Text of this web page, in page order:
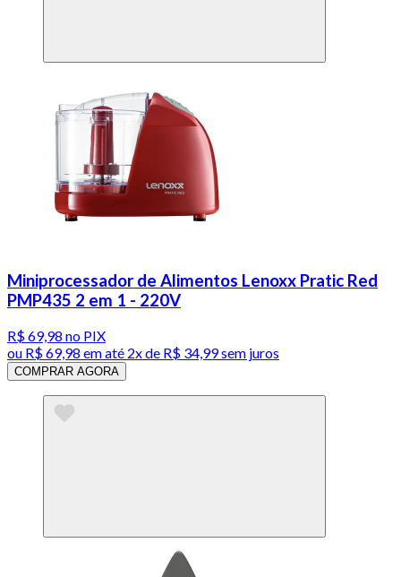
Miniprocessador de Alimentos Lenoxx Pratic Red
PMP435 2 em 1 - 220V
R$ 69,98 no PIX
ou R$ 69,98 em até 2x de R$ 34,99 sem juros
COMPRAR AGORA